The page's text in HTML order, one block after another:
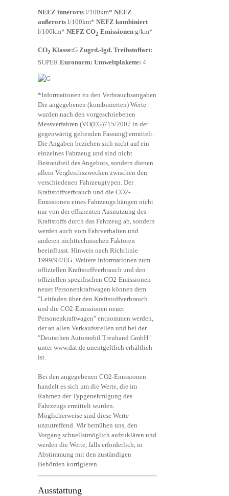
NEFZ innerorts l/100km* NEFZ
außerorts l/100km* NEFZ kombiniert
l/100km* NEFZ CO2 Emissionen g/km*
CO2 Klasse:G Zugrd.-lgd. Treibstoffart:
SUPER Euronorm: Umweltplakette: 4
*Informationen zu den Verbrauchsangaben
Die angegebenen (kombinierten) Werte
wurden nach den vorgeschriebenen
Messverfahren (VO(EG)715/2007 in der
gegenwärtig geltenden Fassung) ermittelt.
Die Angaben beziehen sich nicht auf ein
einzelnes Fahrzeug und sind nicht
Bestandteil des Angebots, sondern dienen
allein Vergleichszwecken zwischen den
verschiedenen Fahrzeugtypen. Der
Kraftstoffverbrauch und die CO2-
Emissionen eines Fahrzeugs hängen nicht
nur von der effizienten Ausnutzung des
Kraftstoffs durch das Fahrzeug ab, sondern
werden auch vom Fahrverhalten und
anderen nichttechnischen Faktoren
beeinflusst. Hinweis nach Richtlinie
1999/94/EG. Weitere Informationen zum
offiziellen Kraftstoffverbrauch und den
offiziellen spezifischen CO2-Emissionen
neuer Personenkraftwagen können dem
"Leitfaden über den Kraftstoffverbrauch
und die CO2-Emissionen neuer
Personenkraftwagen" entnommen werden,
der an allen Verkaufsstellen und bei der
"Deutschen Automobil Treuhand GmbH"
unter www.dat.de unentgeltlich erhältlich
ist.
Bei den angegebenen CO2-Emissionen
handelt es sich um die Werte, die im
Rahmen der Typgenehmigung des
Fahrzeugs ermittelt wurden.
Möglicherweise sind diese Werte
unzutreffend. Wir bemühen uns, den
Vorgang schnellstmöglich aufzuklären und
werden die Werte, falls erforderlich, in
Abstimmung mit den zuständigen
Behörden korrigieren.
Ausstattung